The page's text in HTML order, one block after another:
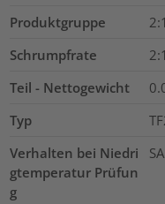
Produktgruppe
Schrumpfrate
2:1
Teil - Nettogewicht
Typ
Verhalten bei Niedri
gtemperatur Prüfun
g